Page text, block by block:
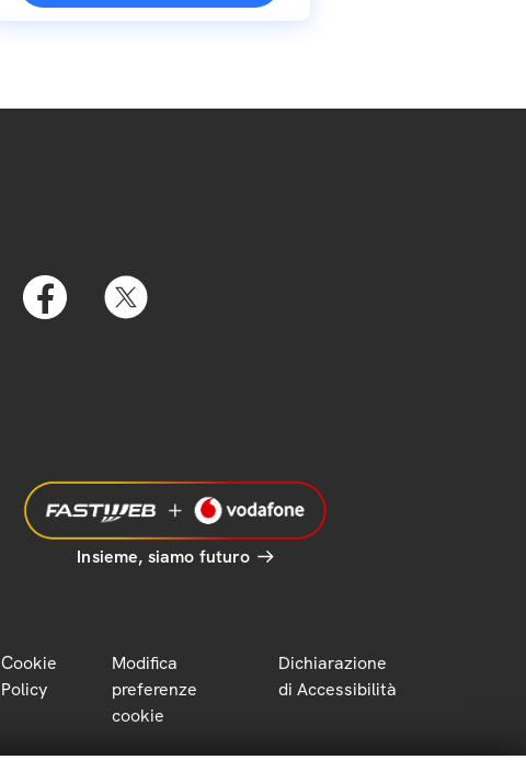
Insieme, siamo futuro
Cookie
Policy
Modifica
preferenze
cookie
Dichiarazione
di Accessibilità